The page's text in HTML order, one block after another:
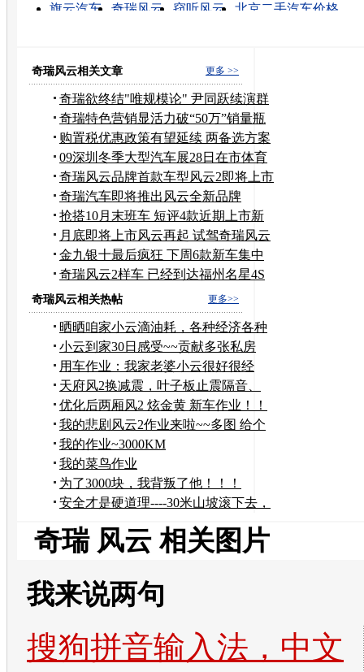
旗云汽车 奇瑞风云 窃听风云
北京二手汽车价格
更多 >>
奇瑞风云相关文章
奇瑞欲终结"唯规模论" 尹同跃续演群
狼战术
奇瑞特色营销显活力破“50万”销量瓶
颈
购置税优惠政策有望延续 两备选方案
待定
09深圳冬季大型汽车展28日在市体育
馆开展
奇瑞风云品牌首款车型风云2即将上市
奇瑞汽车即将推出风云全新品牌
抢搭10月末班车 短评4款近期上市新
车
月底即将上市风云再起 试驾奇瑞风云
2
金九银十最后疯狂 下周6款新车集中
上市
奇瑞风云2样车 已经到达福州名星4S
店
更多>>
奇瑞风云相关热帖
晒晒咱家小云滴油耗，各种经济各种
省~~哈哈！！
小云到家30日感受~~贡献多张私房
照！！！
用车作业：我家老婆小云很好很经
济。。。
天府风2换减震，叶子板止震隔音、
LED补充作业
优化后两厢风2 炫金黄 新车作业！！
我的悲剧风云2作业来啦~~多图 给个
认证？
我的作业~3000KM
我的菜鸟作业
为了3000块，我背叛了他！！！
安全才是硬道理----30米山坡滚下去，
奇瑞 风云 相关图片
我来说两句
搜狗拼音输入法，中文